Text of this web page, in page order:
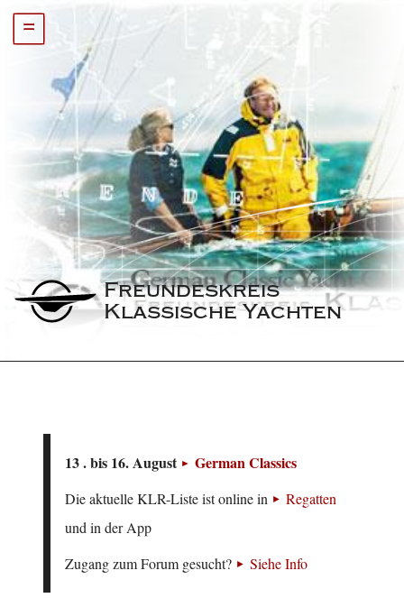
=
Freundeskreis
Klassische Yachten
13 . bis 16. August German Classics
Die aktuelle KLR-Liste ist online in
Regatten
und in der App
Zugang zum Forum gesucht?
Siehe Info